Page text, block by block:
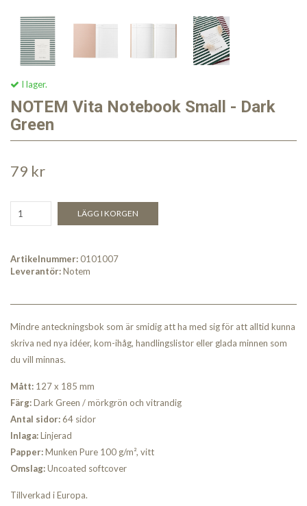
I lager.
NOTEM Vita Notebook Small - Dark
Green
79 kr
LÄGG I KORGEN
Artikelnummer:0101007
Leverantör:Notem
Mindre anteckningsbok som är smidig att ha med sig för att alltid kunna
skriva ned nya idéer, kom-ihåg, handlingslistor eller glada minnen som
du vill minnas.
Mått: 127 x 185 mm
Färg:Dark Green / mörkgrön och vitrandig
Antal sidor:64 sidor
Inlaga:Linjerad
Papper:Munken Pure 100 g/m², vitt
Omslag:Uncoated softcover
Tillverkad i Europa.